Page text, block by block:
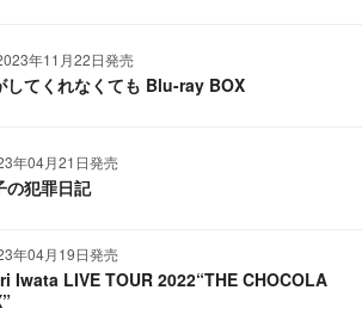
年11月22日発売
してくれなくても Blu-ray BOX
年04月21日発売
の犯罪日記
年04月19日発売
Iwata LIVE TOUR 2022“THE CHOCOLA